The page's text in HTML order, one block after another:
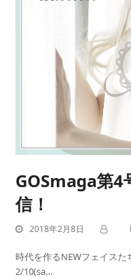
GOSmaga第4
信！
2018年2月8日
時代を作るNEWフェイスた
2/10(sa…